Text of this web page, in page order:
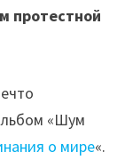
протестной
«Шум
о мире«.